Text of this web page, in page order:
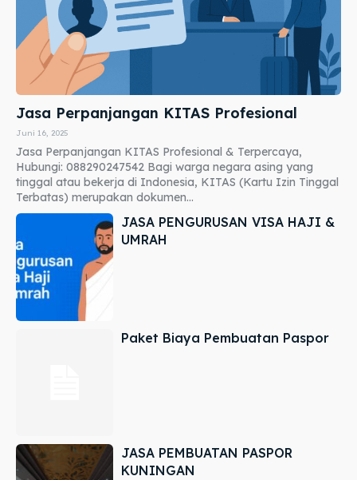
Jasa Perpanjangan KITAS Profesional
Juni 16, 2025
Jasa Perpanjangan KITAS Profesional & Terpercaya,
Hubungi: 088290247542 Bagi warga negara asing yang
tinggal atau bekerja di Indonesia, KITAS (Kartu Izin Tinggal
Terbatas) merupakan dokumen...
JASA PENGURUSAN VISA HAJI &
UMRAH
Paket Biaya Pembuatan Paspor
JASA PEMBUATAN PASPOR
KUNINGAN